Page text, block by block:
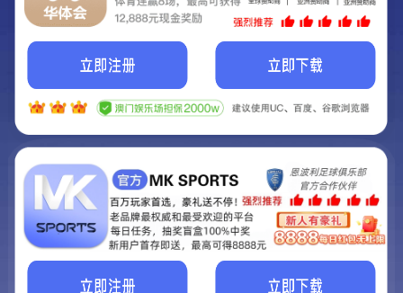
我们即将上线啦...
我们的网站正在建设.
它将是非常棒的网站.
联系我们!